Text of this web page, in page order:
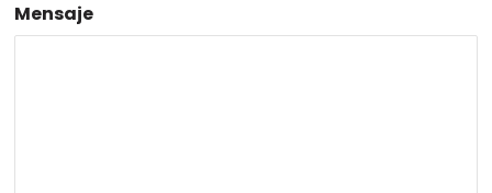
Mensaje